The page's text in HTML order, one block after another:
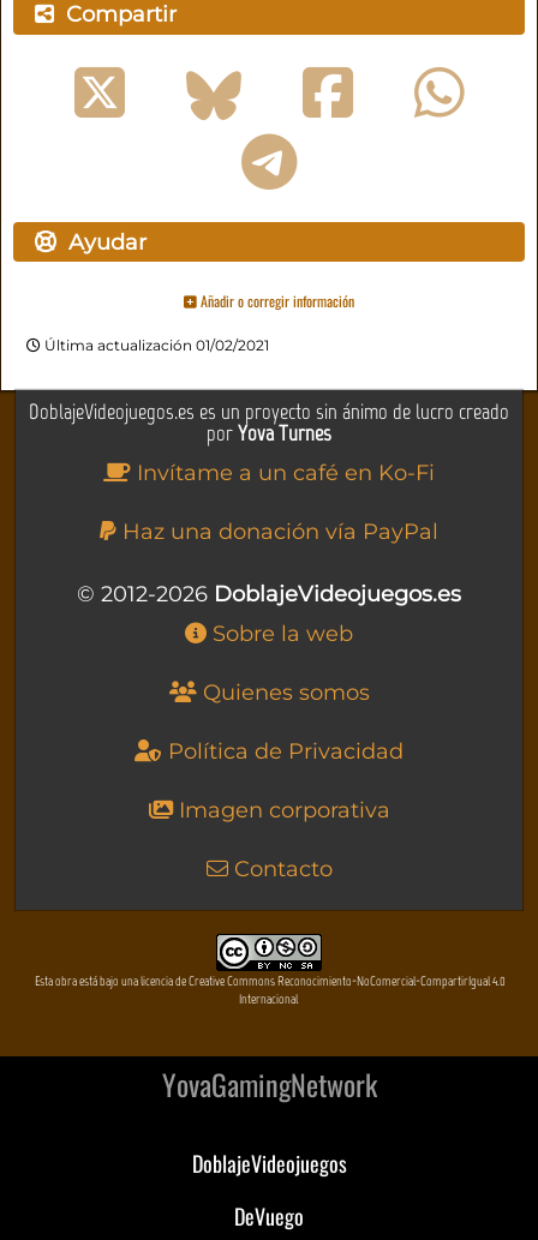
Compartir
Ayudar
Añadir o corregir información
Última actualización 01/02/2021
DoblajeVideojuegos.es es un proyecto sin ánimo de lucro creado
porYova Turnes
Invítame a un café en Ko-Fi
Haz una donación vía PayPal
© 2012-2026 DoblajeVideojuegos.es
Sobre la web
Quienes somos
Política de Privacidad
Imagen corporativa
Contacto
Esta obra está bajo una licencia de Creative Commons Reconocimiento-NoComercial-CompartirIgual 4.0
Internacional
YovaGamingNetwork
DoblajeVideojuegos
DeVuego